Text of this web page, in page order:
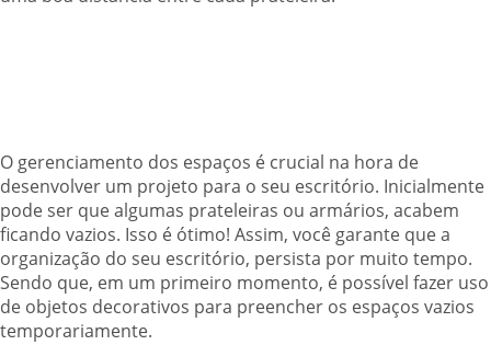
O gerenciamento dos espaços é crucial na hora de
desenvolver um projeto para o seu escritório. Inicialmente
pode ser que algumas prateleiras ou armários, acabem
ficando vazios. Isso é ótimo! Assim, você garante que a
organização do seu escritório, persista por muito tempo.
Sendo que, em um primeiro momento, é possível fazer uso
de objetos decorativos para preencher os espaços vazios
temporariamente.